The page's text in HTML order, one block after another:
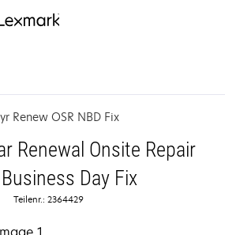
Renew OSR NBD Fix
Renewal Onsite Repair
Day Fix
Teilenr.: 2364429